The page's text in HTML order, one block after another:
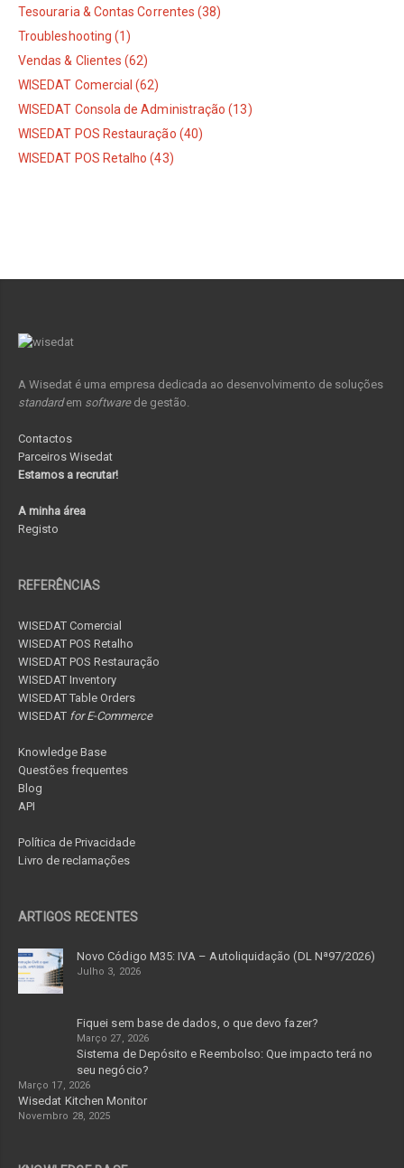
Tesouraria & Contas Correntes (38)
Troubleshooting (1)
Vendas & Clientes (62)
WISEDAT Comercial (62)
WISEDAT Consola de Administração (13)
WISEDAT POS Restauração (40)
WISEDAT POS Retalho (43)
A Wisedat é uma empresa dedicada ao desenvolvimento de soluções
standardem softwarede gestão.
Contactos
Parceiros Wisedat
Estamos a recrutar!
A minha área
Registo
REFERÊNCIAS
WISEDAT Comercial
WISEDAT POS Retalho
WISEDAT POS Restauração
WISEDAT Inventory
WISEDAT Table Orders
WISEDAT for E-Commerce
Knowledge Base
Questões frequentes
Blog
API
Política de Privacidade
Livro de reclamações
ARTIGOS RECENTES
Novo Código M35: IVA – Autoliquidação (DL Nª97/2026)
Julho 3, 2026
Fiquei sem base de dados, o que devo fazer?
Março 27, 2026
Sistema de Depósito e Reembolso: Que impacto terá no
seu negócio?
Março 17, 2026
Wisedat Kitchen Monitor
Novembro 28, 2025